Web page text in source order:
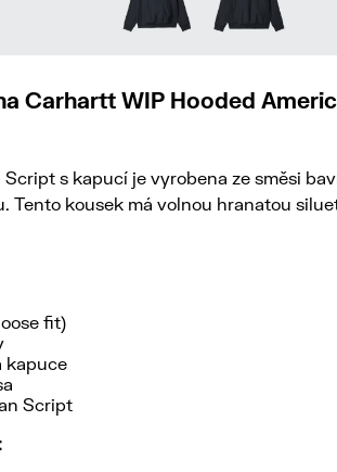
Carhartt WIP Hooded
s kapucí je vyrobena ze směsi
Tento kousek má volnou hranatou
fit)
kapuce
Script